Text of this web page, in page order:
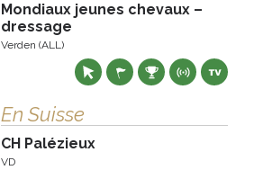
Mondiaux jeunes chevaux –
dressage
Verden (ALL)
En Suisse
CH Palézieux
VD